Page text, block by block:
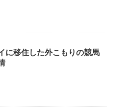
に移住した外こもりの競馬